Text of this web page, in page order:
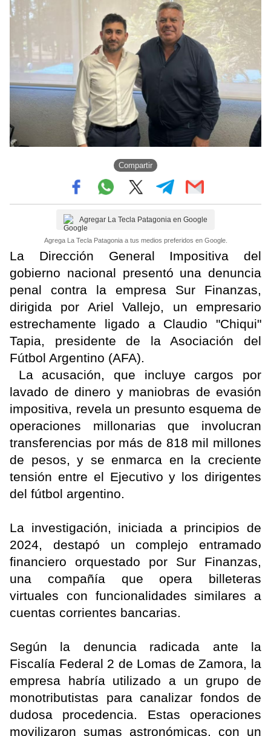
Compartir
Agregar La Tecla Patagonia en Google
Agrega La Tecla Patagonia a tus medios preferidos en Google.
La Dirección General Impositiva del
gobierno nacional presentó una denuncia
penal contra la empresa Sur Finanzas,
dirigida por Ariel Vallejo, un empresario
estrechamente ligado a Claudio "Chiqui"
Tapia, presidente de la Asociación del
Fútbol Argentino (AFA).
La acusación, que incluye cargos por
lavado de dinero y maniobras de evasión
impositiva, revela un presunto esquema de
operaciones millonarias que involucran
transferencias por más de 818 mil millones
de pesos, y se enmarca en la creciente
tensión entre el Ejecutivo y los dirigentes
del fútbol argentino.
La investigación, iniciada a principios de
2024, destapó un complejo entramado
financiero orquestado por Sur Finanzas,
una compañía que opera billeteras
virtuales con funcionalidades similares a
cuentas corrientes bancarias.
Según la denuncia radicada ante la
Fiscalía Federal 2 de Lomas de Zamora, la
empresa habría utilizado a un grupo de
monotributistas para canalizar fondos de
dudosa procedencia. Estas operaciones
movilizaron sumas astronómicas, con un